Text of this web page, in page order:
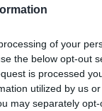
of your
the below opt-out
is processed
utilized by us
may separately
a
le